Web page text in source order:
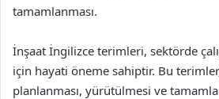
tamamlanması.
İnşaat İngilizce terimleri, sektörde
için hayati öneme sahiptir. Bu
planlanması, yürütülmesi ve